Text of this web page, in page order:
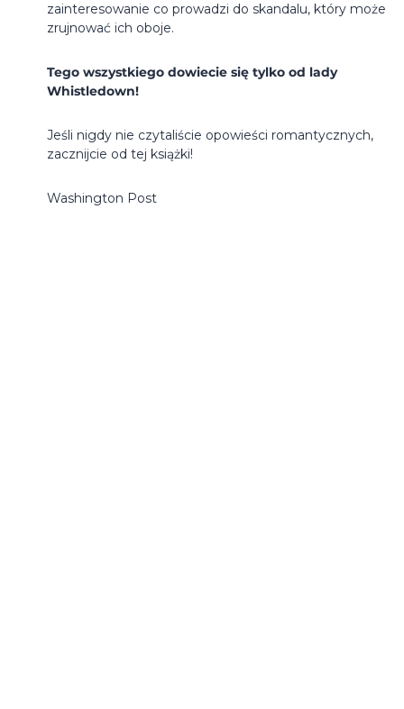
zainteresowanie co prowadzi do skandalu, który może
zrujnować ich oboje.
Tego wszystkiego dowiecie się tylko od lady
Whistledown!
Jeśli nigdy nie czytaliście opowieści romantycznych,
zacznijcie od tej książki!
Washington Post